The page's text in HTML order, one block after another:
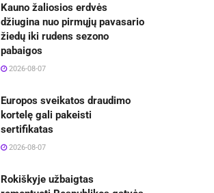
Kauno žaliosios erdvės
džiugina nuo pirmųjų pavasario
žiedų iki rudens sezono
pabaigos
2026-08-07
Europos sveikatos draudimo
kortelę gali pakeisti
sertifikatas
2026-08-07
Rokiškyje užbaigtas